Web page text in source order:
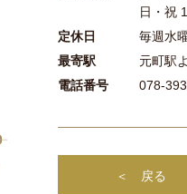
日・祝
定休日
毎週水
最寄駅
元町駅
電話番号
078-
＜ 戻る